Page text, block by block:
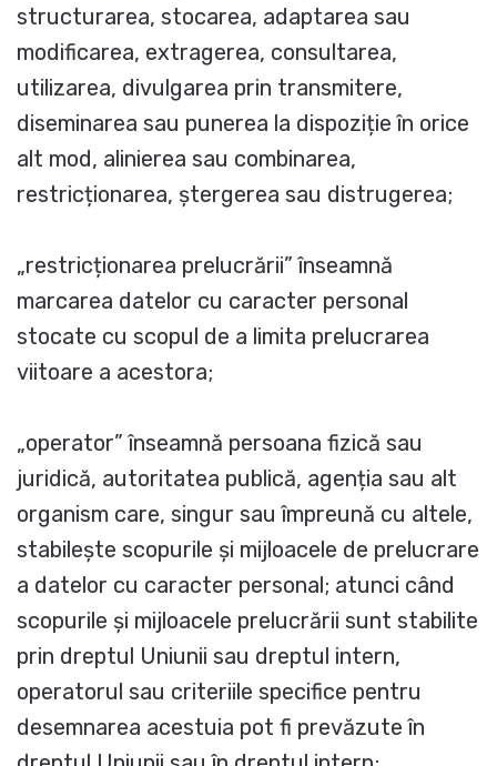
structurarea, stocarea, adaptarea sau
modificarea, extragerea, consultarea,
utilizarea, divulgarea prin transmitere,
diseminarea sau punerea la dispoziție în orice
alt mod, alinierea sau combinarea,
restricționarea, ștergerea sau distrugerea;
„restricționarea prelucrării” înseamnă
marcarea datelor cu caracter personal
stocate cu scopul de a limita prelucrarea
viitoare a acestora;
„operator” înseamnă persoana fizică sau
juridică, autoritatea publică, agenția sau alt
organism care, singur sau împreună cu altele,
stabilește scopurile și mijloacele de prelucrare
a datelor cu caracter personal; atunci când
scopurile și mijloacele prelucrării sunt stabilite
prin dreptul Uniunii sau dreptul intern,
operatorul sau criteriile specifice pentru
desemnarea acestuia pot fi prevăzute în